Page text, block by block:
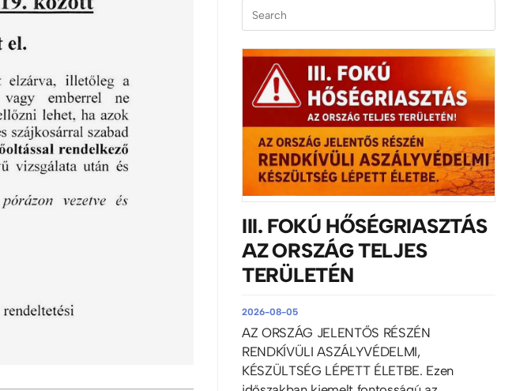
III. FOKÚ HŐSÉGRIASZTÁS
AZ ORSZÁG TELJES
TERÜLETÉN
2026-08-05
AZ ORSZÁG JELENTŐS RÉSZÉN
RENDKÍVÜLI ASZÁLYVÉDELMI,
KÉSZÜLTSÉG LÉPETT ÉLETBE. Ezen